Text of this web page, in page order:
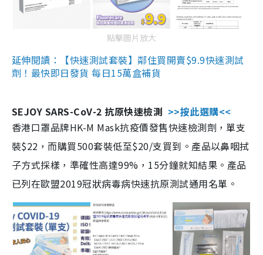
點擊圖片放大
延伸閱讀：【快速測試套裝】鄰住買開賣$9.9快速測試
劑！最快即日發貨 每日15萬盒補貨
SEJOY SARS-CoV-2 抗原快速檢測 >>按此選購<<
香港口罩品牌HK-M Mask抗疫價發售快速檢測劑，單支
裝$22，而購買500套裝低至$20/支買到。產品以鼻咽拭
子方式採樣，準確性高達99%，15分鐘就知結果。產品
已列在歐盟2019冠狀病毒病快速抗原測試通用名單。